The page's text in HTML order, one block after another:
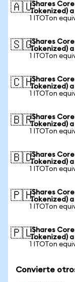
🇦🇺iShares
Tokenized)
1 ITOTon
🇸🇬iShares
Tokenized)
1 ITOTon
🇨🇭iShares
Tokenized)
1 ITOTon
🇧🇷iShares
Tokenized)
1 ITOTon
🇧🇩iShares
Tokenized)
1 ITOTon
🇵🇭iShares
Tokenized)
1 ITOTon
🇵🇱iShares
Tokenized)
1 ITOTon
Convierte